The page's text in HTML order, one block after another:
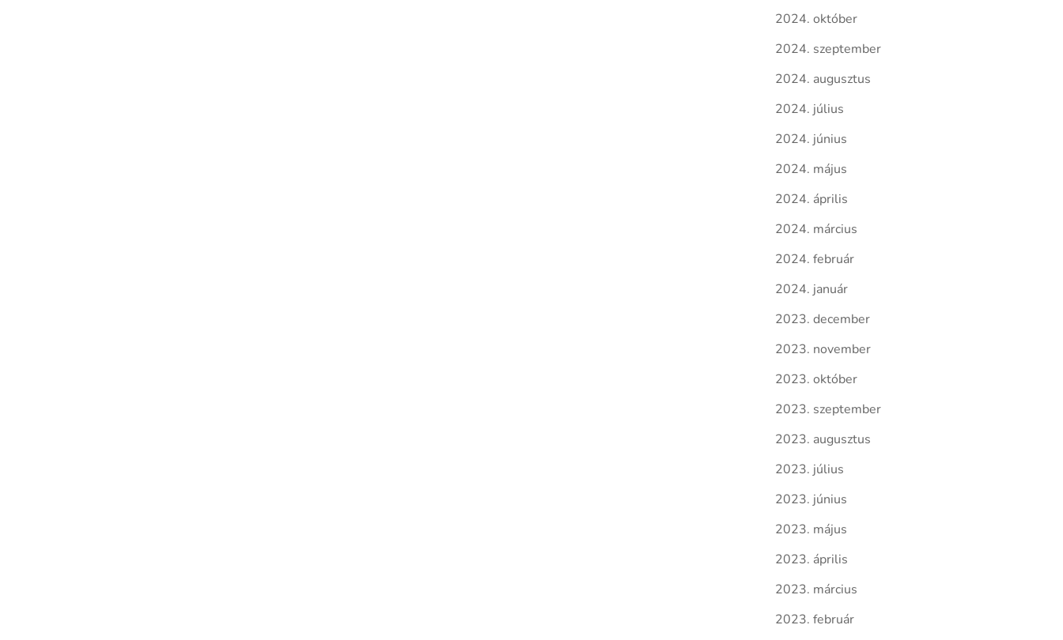
2024. október
2024. szeptember
2024. augusztus
2024. július
2024. június
2024. május
2024. április
2024. március
2024. február
2024. január
2023. december
2023. november
2023. október
2023. szeptember
2023. augusztus
2023. július
2023. június
2023. május
2023. április
2023. március
2023. február